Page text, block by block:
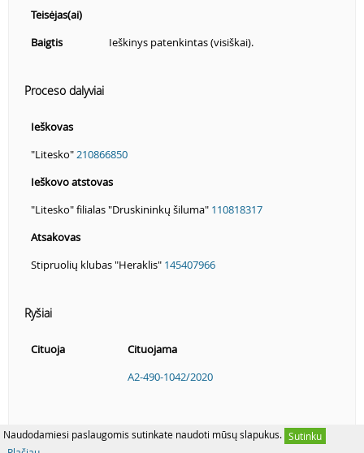
Naudodamiesi paslaugomis sutinkate naudoti mūsų slapukus. Sutinku
Teisėjas(ai)
Baigtis
Ieškinys patenkintas (visiškai).
Proceso dalyviai
Ieškovas
"Litesko"210866850
Ieškovo atstovas
"Litesko" filialas "Druskininkų šiluma" 110818317
Atsakovas
Stipruolių klubas "Heraklis" 145407966
Ryšiai
Cituoja
Cituojama
A2-490-1042/2020